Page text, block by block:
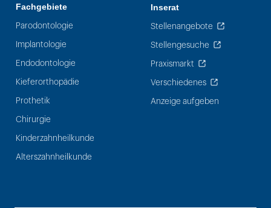
Fachgebiete
Parodontologie
Implantologie
Endodontologie
Kieferorthopädie
Prothetik
Chirurgie
Kinderzahnheilkunde
Alterszahnheilkunde
Inserat
Stellenangebote
Stellengesuche
Praxismarkt
Verschiedenes
Anzeige aufgeben